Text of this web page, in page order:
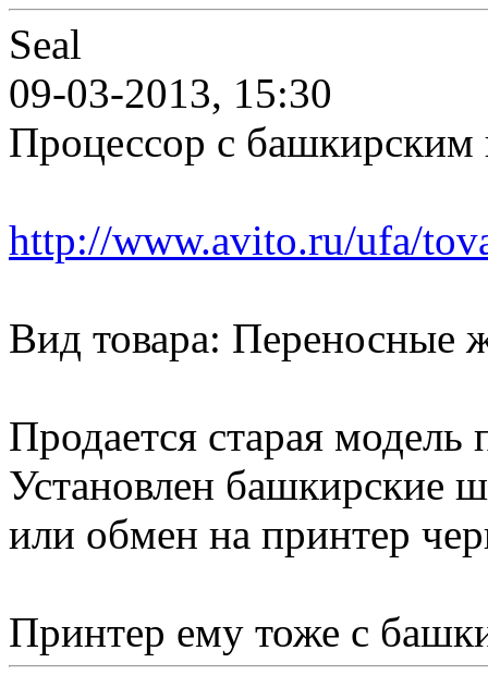
Seal
09-03-2013, 15:30
Процессор с
http://www.avito.ru/ufa/
Вид товара: Переносные
Продается старая
Установлен башкирские
или обмен на принтер
Принтер ему тоже с